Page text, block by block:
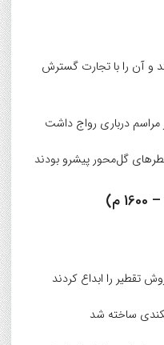
و آن را با تجارت گسترش
درباری رواج داشت
گل‌محور پیشرو بودند
تقطیر را ابداع کردند